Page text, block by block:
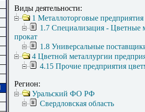
Виды деятельности:
1 Металлоторговые
1.7 Специализация - Цветные
прокат
1.8 Универсальные
4 Цветной металлургии
4.15 Прочие предприятия
Регион:
Уральский ФО РФ
Свердловская область